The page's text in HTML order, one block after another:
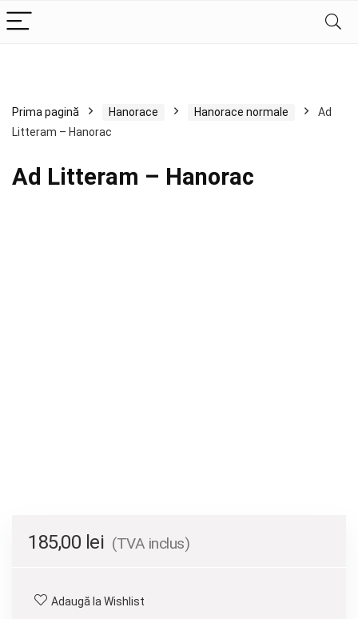
Prima pagină Hanorace Hanorace normale
Ad
Litteram – Hanorac
Ad Litteram – Hanorac
185,00 lei (TVA inclus)
Adaugă la Wishlist